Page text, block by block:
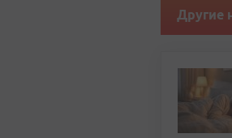
Другие